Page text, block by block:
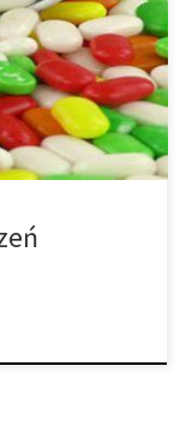
wykazano, że
efekt na
jest związana […]